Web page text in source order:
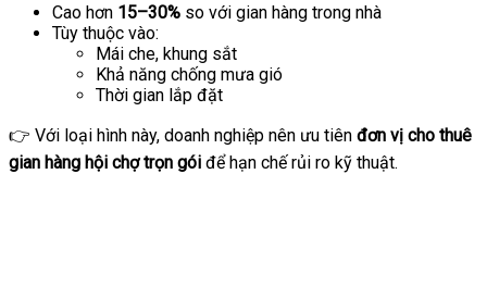
Cao hơn 15–30% so với gian hàng trong nhà
Tùy thuộc vào:
Mái che, khung sắt
Khả năng chống mưa gió
Thời gian lắp đặt
👉 Với loại hình này, doanh nghiệp nên ưu tiên đơn vị cho thuê
gian hàng hội chợ trọn gói để hạn chế rủi ro kỹ thuật.